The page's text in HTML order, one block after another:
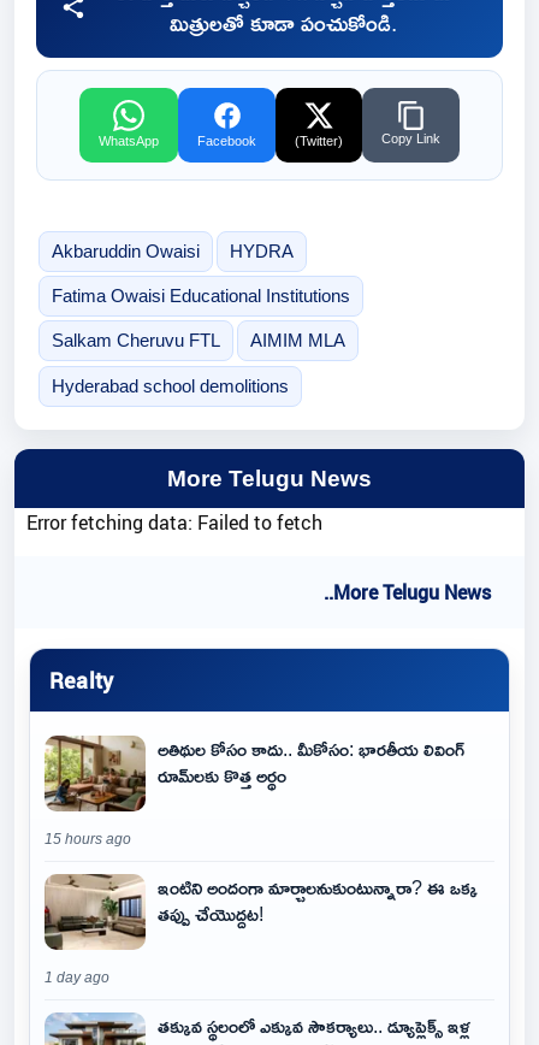
మిత్రులతో కూడా పంచుకోండి.
WhatsApp Facebook (Twitter) Copy Link
Akbaruddin Owaisi HYDRA
Fatima Owaisi Educational Institutions
Salkam Cheruvu FTL AIMIM MLA
Hyderabad school demolitions
More Telugu News
Error fetching data: Failed to fetch
..More Telugu News
Realty
అతిథుల కోసం కాదు.. మీకోసం: భారతీయ లివింగ్
రూమ్‌లకు కొత్త అర్థం
15 hours ago
ఇంటిని అందంగా మార్చాలనుకుంటున్నారా? ఈ ఒక్క
తప్పు చేయొద్దట!
1 day ago
తక్కువ స్థలంలో ఎక్కువ సౌకర్యాలు.. డ్యూప్లెక్స్ ఇళ్ల